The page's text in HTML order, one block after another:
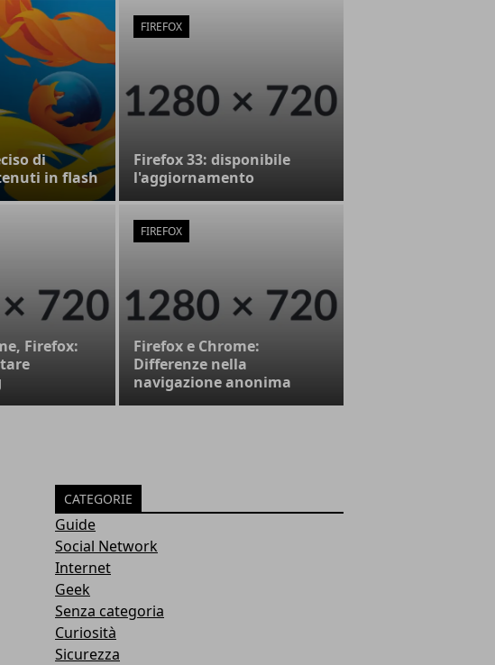
di
in flash
FIREFOX
Firefox 33: disponibile
l'aggiornamento
Firefox:
FIREFOX
Firefox e Chrome:
Differenze nella
navigazione anonima
CATEGORIE
Guide
Social Network
Internet
Geek
Senza categoria
Curiosità
Sicurezza